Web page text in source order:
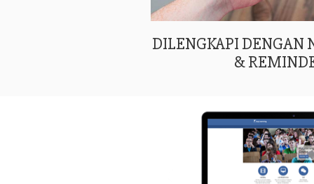
DILENGKAPI DENGAN
&